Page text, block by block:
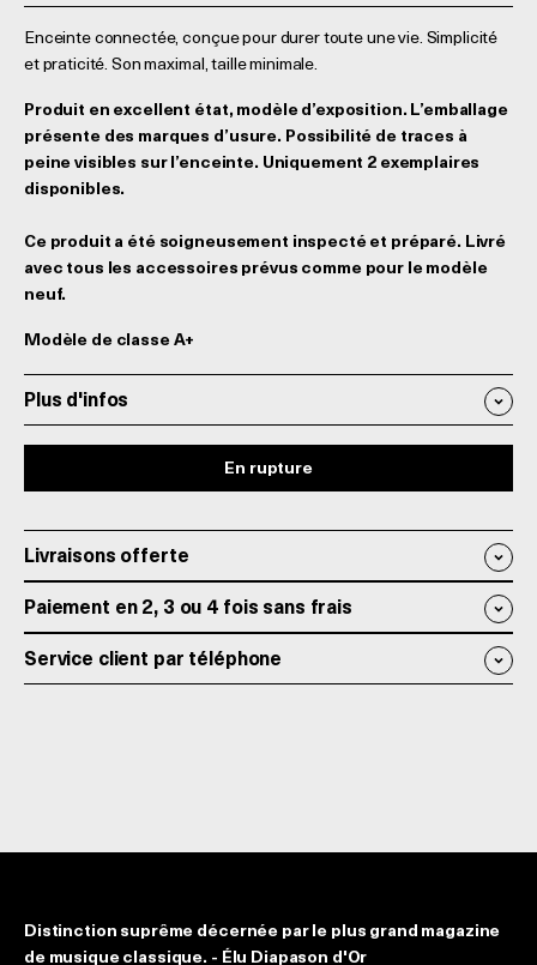
Enceinte connectée, conçue pour durer toute une vie. Simplicité
et praticité. Son maximal, taille minimale.
Produit en excellent état, modèle d’exposition. L’emballage
présente des marques d’usure. Possibilité de traces à
peine visibles sur l’enceinte. Uniquement 2 exemplaires
disponibles.
Ce produit a été soigneusement inspecté et préparé. Livré
avec tous les accessoires prévus comme pour le modèle
neuf.
Modèle de classe A+
Plus d'infos
En rupture
Livraisons offerte
Paiement en 2, 3 ou 4 fois sans frais
Service client par téléphone
Distinction suprême décernée par le plus grand magazine
de musique classique. - Élu Diapason d'Or